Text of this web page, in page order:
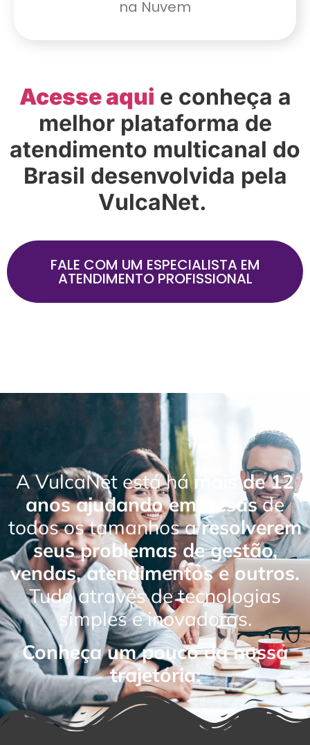
na Nuvem
Acesse aqui e conheça a
melhor plataforma de
atendimento multicanal do
Brasil desenvolvida pela
VulcaNet.
FALE COM UM ESPECIALISTA EM
ATENDIMENTO PROFISSIONAL
A VulcaNet está hámais de 12
anos ajudando empresasde
todos os tamanhos aresolverem
seus problemas de gestão,
vendas, atendimentos e outros.
Tudo através de tecnologias
simples e inovadoras.
Conheça um pouco da nossa
trajetória: